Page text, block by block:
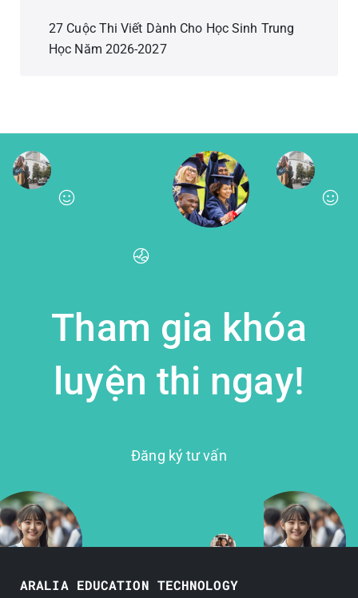
27 Cuộc Thi Viết Dành Cho Học Sinh Trung
Học Năm 2026-2027
Tham gia khóa
luyện thi ngay!
Đăng ký tư vấn
ARALIA EDUCATION TECHNOLOGY